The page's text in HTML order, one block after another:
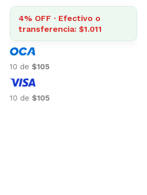
4% OFF · Efectivo o
transferencia: $1.011
10 de $105
10 de $105